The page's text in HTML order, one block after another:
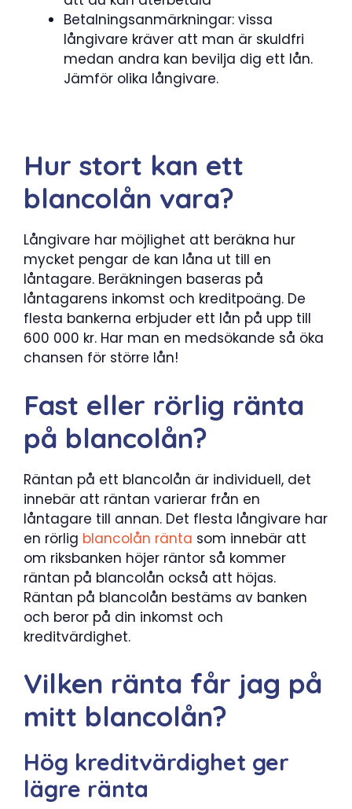
Betalningsanmärkningar: vissa
långivare kräver att man är skuldfri
medan andra kan bevilja dig ett lån.
Jämför olika långivare.
Hur stort kan ett
blancolån vara?
Långivare har möjlighet att beräkna hur
mycket pengar de kan låna ut till en
låntagare. Beräkningen baseras på
låntagarens inkomst och kreditpoäng. De
flesta bankerna erbjuder ett lån på upp till
600 000 kr. Har man en medsökande så öka
chansen för större lån!
Fast eller rörlig ränta
på blancolån?
Räntan på ett blancolån är individuell, det
innebär att räntan varierar från en
låntagare till annan. Det flesta långivare har
en rörlig blancolån ränta som innebär att
om riksbanken höjer räntor så kommer
räntan på blancolån också att höjas.
Räntan på blancolån bestäms av banken
och beror på din inkomst och
kreditvärdighet.
Vilken ränta får jag på
mitt blancolån?
Hög kreditvärdighet ger
lägre ränta